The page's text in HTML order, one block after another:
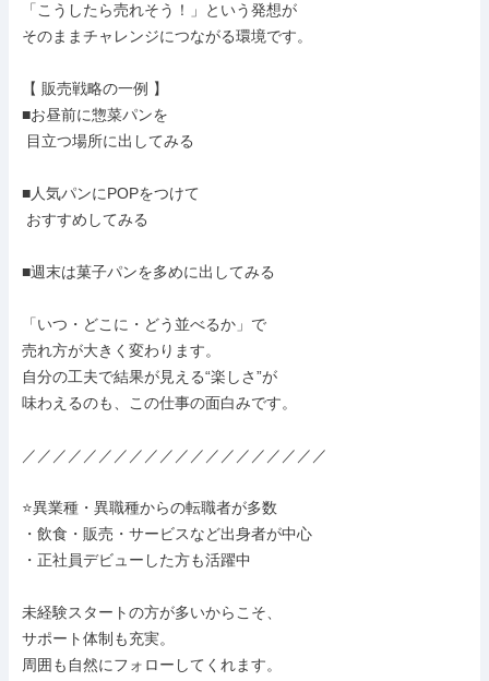
「こうしたら売れそう！」という発想が
そのままチャレンジにつながる環境です。
【 販売戦略の一例 】
■お昼前に惣菜パンを
■人気パンにPOPをつけて
■週末は菓子パンを多めに出してみる
「いつ・どこに・どう並べるか」で
売れ方が大きく変わります。
自分の工夫で結果が見える“楽しさ”が
味わえるのも、この仕事の面白みです。
／／／／／／／／／／／／／／／／／／／／
⭐異業種・異職種からの転職者が多数
・飲食・販売・サービスなど出身者が中心
・正社員デビューした方も活躍中
未経験スタートの方が多いからこそ、
サポート体制も充実。
周囲も自然にフォローしてくれます。